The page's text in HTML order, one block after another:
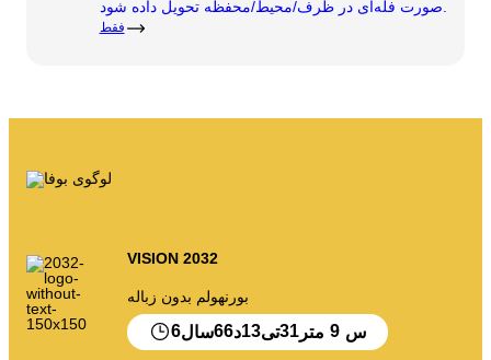
سلف سرویس
دستورالعمل های مرتب سازی
فقط
VISION 2032
بورنهولم بدون زباله
6سال66د13تی31متر 9 س